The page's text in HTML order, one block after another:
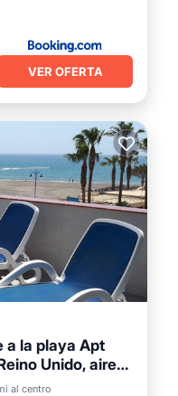
VER OFERTA
a la playa Apt
Unido, aire
al centro